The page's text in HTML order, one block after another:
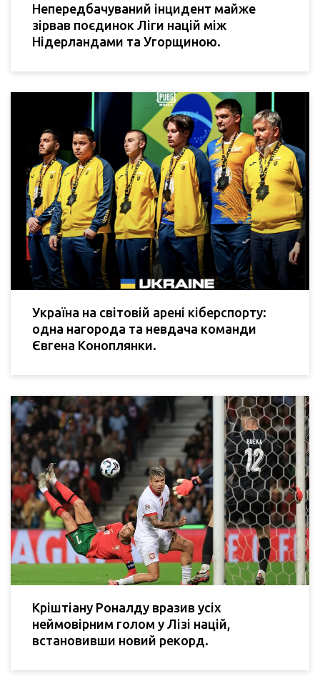
Непередбачуваний інцидент майже
зірвав поєдинок Ліги націй між
Нідерландами та Угорщиною.
Україна на світовій арені кіберспорту:
одна нагорода та невдача команди
Євгена Коноплянки.
Кріштіану Роналду вразив усіх
неймовірним голом у Лізі націй,
встановивши новий рекорд.